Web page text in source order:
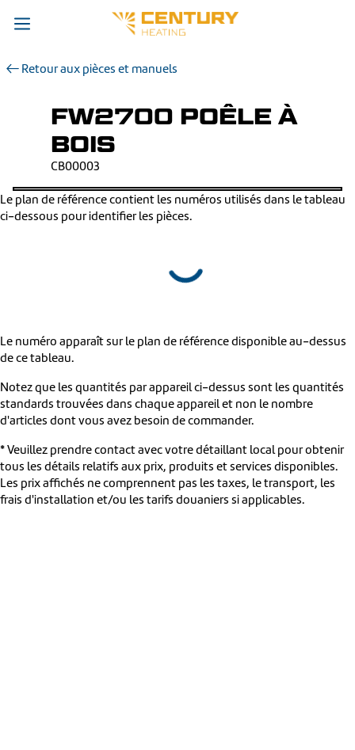
Retour aux pièces et manuels
FW2700 POÊLE À
BOIS
CB00003
Le plan de référence contient les numéros utilisés dans le tableau
ci-dessous pour identifier les pièces.
Le numéro apparaît sur le plan de référence disponible au-dessus
de ce tableau.
Notez que les quantités par appareil ci-dessus sont les quantités
standards trouvées dans chaque appareil et non le nombre
d'articles dont vous avez besoin de commander.
* Veuillez prendre contact avec votre détaillant local pour obtenir
tous les détails relatifs aux prix, produits et services disponibles.
Les prix affichés ne comprennent pas les taxes, le transport, les
frais d'installation et/ou les tarifs douaniers si applicables.